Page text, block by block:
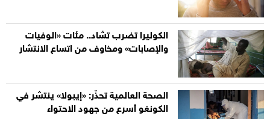
الكوليرا تضرب تشاد.. مئات «الوفيات
والإصابات» ومخاوف من اتساع الانتشار
الصحة العالمية تحذّر: «إيبولا» ينتشر في
الكونغو أسرع من جهود الاحتواء